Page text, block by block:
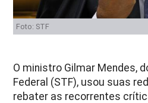
Foto: STF
O ministro Gilmar Mendes,
Federal (STF), usou suas
rebater as recorrentes